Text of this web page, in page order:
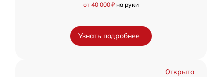
от 40 000 ₽ на руки
Узнать подробнее
Открыта